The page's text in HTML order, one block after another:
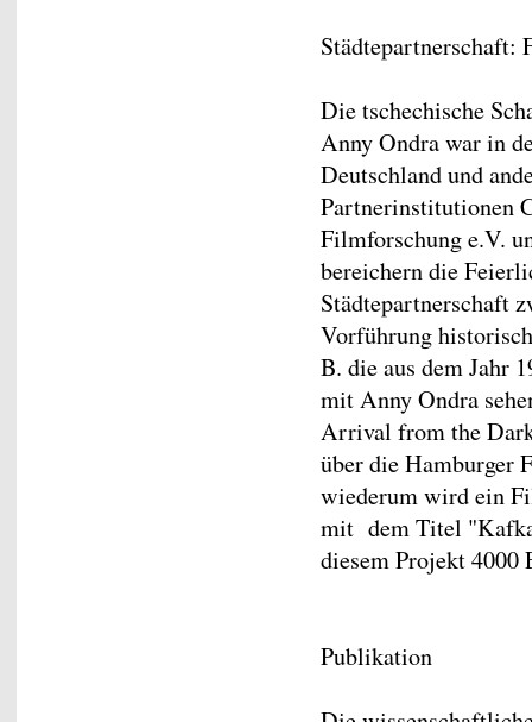
Städtepartnerschaft:
Die tschechische
Anny Ondra war in
Deutschland und
Partnerinstitutionen
Filmforschung e.V.
bereichern die
Städtepartnerschaft
Vorführung
B. die aus dem Jahr
mit Anny Ondra
Arrival from the
über die Hamburger
wiederum wird ein
mit dem Titel
diesem Projekt 4000
Publikation